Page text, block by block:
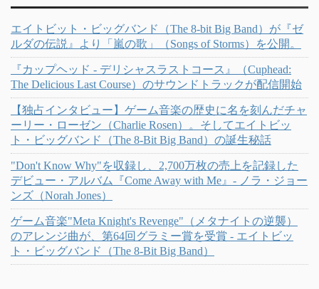
エイトビット・ビッグバンド（The 8-bit Big Band）が『ゼ
ルダの伝説』より「嵐の歌」（Songs of Storms）を公開。
『カップヘッド - デリシャスラストコース』（Cuphead:
The Delicious Last Course）のサウンドトラックが配信開始
【独占インタビュー】ゲーム音楽の歴史に名を刻んだチャ
ーリー・ローゼン（Charlie Rosen）。そしてエイトビッ
ト・ビッグバンド（The 8-Bit Big Band）の誕生秘話
"Don't Know Why"を収録し、2,700万枚の売上を記録した
デビュー・アルバム『Come Away with Me』- ノラ・ジョー
ンズ（Norah Jones）
ゲーム音楽"Meta Knight's Revenge"（メタナイトの逆襲）
のアレンジ曲が、第64回グラミー賞を受賞 - エイトビッ
ト・ビッグバンド（The 8-Bit Big Band）